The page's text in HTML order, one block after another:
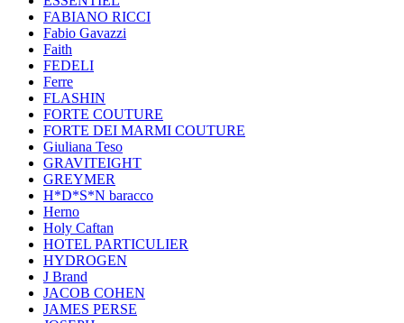
FABIANO RICCI
Fabio Gavazzi
Faith
FEDELI
Ferre
FLASHIN
FORTE COUTURE
FORTE DEI MARMI COUTURE
Giuliana Teso
GRAVITEIGHT
GREYMER
H*D*S*N baracco
Herno
Holy Caftan
HOTEL PARTICULIER
HYDROGEN
J Brand
JACOB COHEN
JAMES PERSE